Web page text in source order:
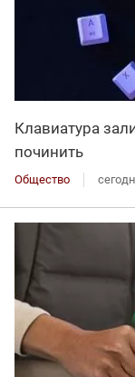
Клавиатура
починить
Общество